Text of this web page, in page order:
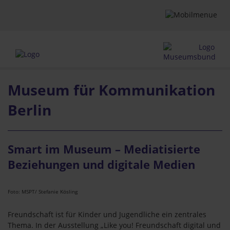
Museum für Kommunikation
Berlin
Smart im Museum – Mediatisierte
Beziehungen und digitale Medien
Foto: MSPT/ Stefanie Kösling
Freundschaft ist für Kinder und Jugendliche ein zentrales
Thema. In der Ausstellung „Like you! Freundschaft digital und